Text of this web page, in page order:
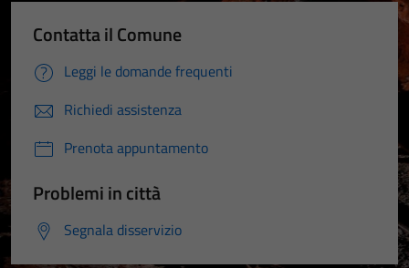
Contatta il Comune
Leggi le domande frequenti
Richiedi assistenza
Prenota appuntamento
Problemi in città
Segnala disservizio